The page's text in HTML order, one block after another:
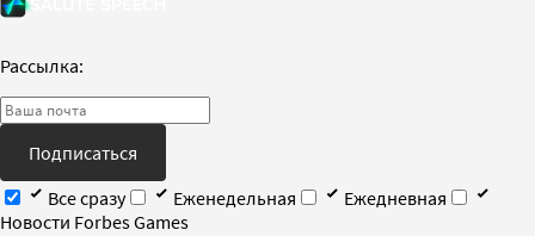
Рассылка:
Подписаться
Все сразу
Еженедельная
Ежедневная
Новости Forbes Games